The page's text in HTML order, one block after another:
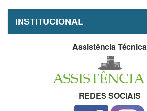
INSTITUCIONAL
Assistência Técnica
REDES SOCIAIS